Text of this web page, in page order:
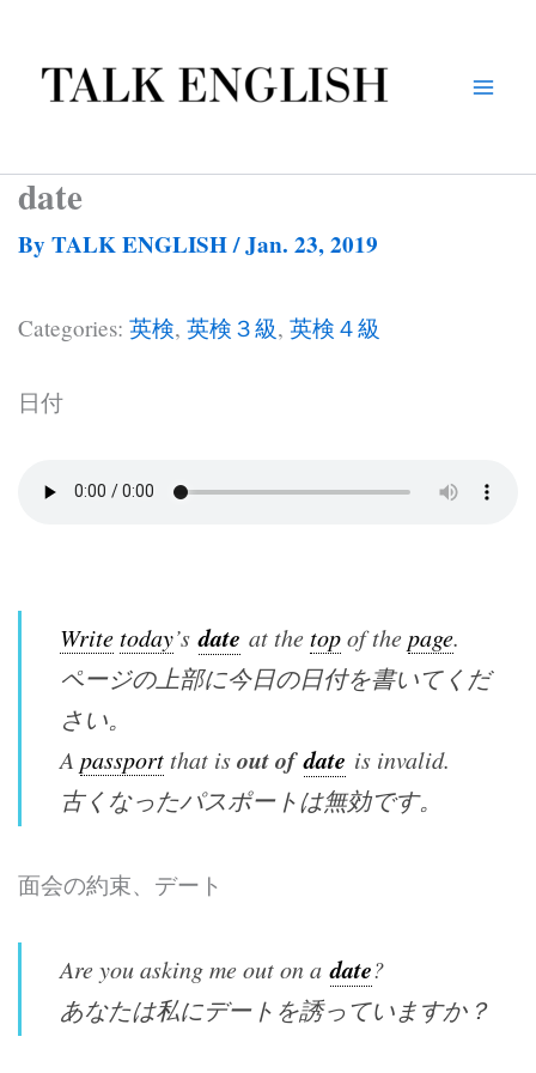
content
date
By TALK ENGLISH/Jan. 23, 2019
Categories: 英検, 英検３級, 英検４級
日付
Write today’sdate at thetopof thepage.
ページの上部に今日の日付を書いてくだ
さい。
A passportthat isout of date is invalid.
古くなったパスポートは無効です。
面会の約束、デート
Are you asking me out on adate?
あなたは私にデートを誘っていますか？